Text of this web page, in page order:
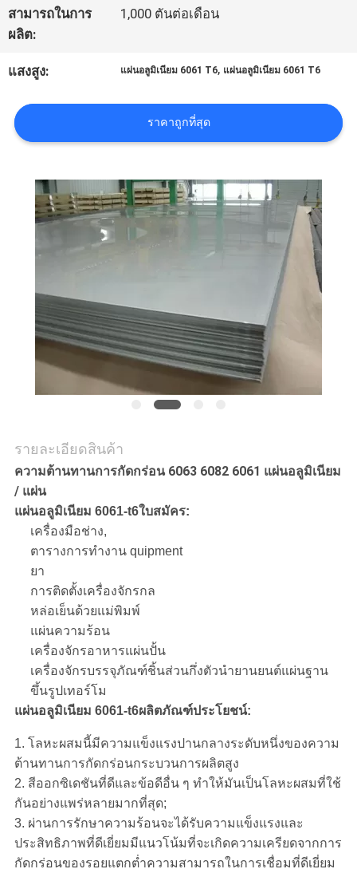
ใบ
ราคา
แผนผัง
เว็บไซต์
PRIVACY
POLICY
สามารถในการ
ผลิต:
1,000 ตันต่อเดือน
แสงสูง: แผ่นอลูมิเนียม 6061 T6, แผ่นอลูมิเนียม 6061 T6
ราคาถูกที่สุด
รายละเอียดสินค้า
ความต้านทานการกัดกร่อน 6063 6082 6061 แผ่นอลูมิเนียม
/ แผ่น
แผ่นอลูมิเนียม 6061-t6ใบสมัคร:
เครื่องมือช่าง,
ตารางการทำงาน quipment
ยา
การติดตั้งเครื่องจักรกล
หล่อเย็นด้วยแม่พิมพ์
แผ่นความร้อน
เครื่องจักรอาหารแผ่นปั้น
เครื่องจักรบรรจุภัณฑ์ชิ้นส่วนกึ่งตัวนำยานยนต์แผ่นฐาน
ขึ้นรูปเทอร์โม
แผ่นอลูมิเนียม 6061-t6ผลิตภัณฑ์ประโยชน์:
1. โลหะผสมนี้มีความแข็งแรงปานกลางระดับหนึ่งของความ
ต้านทานการกัดกร่อนกระบวนการผลิตสูง
2. สีออกซิเดชันที่ดีและข้อดีอื่น ๆ ทำให้มันเป็นโลหะผสมที่ใช้
กันอย่างแพร่หลายมากที่สุด;
3. ผ่านการรักษาความร้อนจะได้รับความแข็งแรงและ
ประสิทธิภาพที่ดีเยี่ยมมีแนวโน้มที่จะเกิดความเครียดจากการ
กัดกร่อนของรอยแตกต่ำความสามารถในการเชื่อมที่ดีเยี่ยม